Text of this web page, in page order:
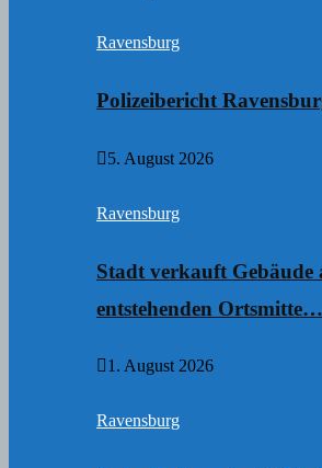
Ravensburg
Polizeibericht
5. August 2026
Ravensburg
Stadt verkauft Gebäude
entstehenden Ortsmitte…
1. August 2026
Ravensburg